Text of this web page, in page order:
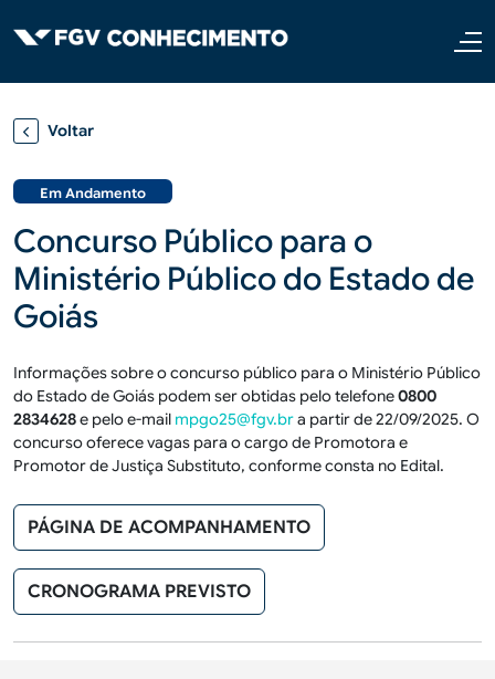
Voltar
Em Andamento
Concurso Público para o
Ministério Público do Estado de
Goiás
Informações sobre o concurso público para o Ministério Público
do Estado de Goiás podem ser obtidas pelo telefone0800
2834628e pelo e-mail mpgo25@fgv.bra partir de 22/09/2025. O
concurso oferece vagas para o cargo de Promotora e
Promotor de Justiça Substituto, conforme consta no Edital.
PÁGINA DE ACOMPANHAMENTO
CRONOGRAMA PREVISTO